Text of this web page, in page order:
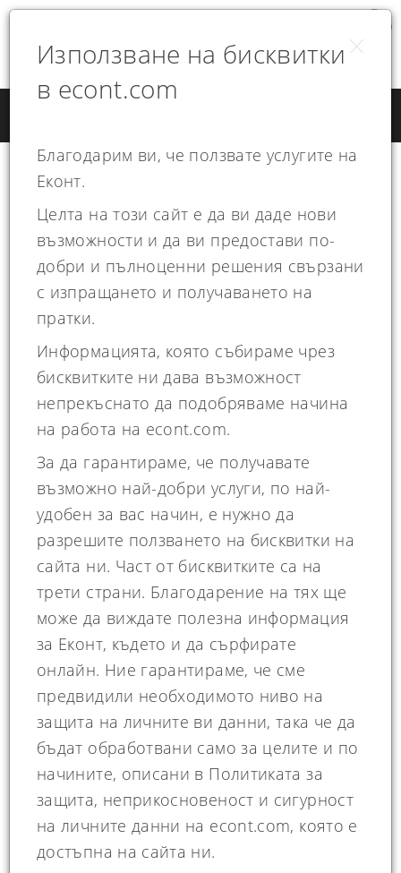
Използване на бисквитки
в econt.com
Благодарим ви, че ползвате услугите на
Еконт.
Целта на този сайт е да ви даде нови
възможности и да ви предостави по-
добри и пълноценни решения свързани
с изпращането и получаването на
пратки.
Информацията, която събираме чрез
бисквитките ни дава възможност
непрекъснато да подобряваме начина
на работа на econt.com.
За да гарантираме, че получавате
възможно най-добри услуги, по най-
удобен за вас начин, е нужно да
разрешите ползването на бисквитки на
сайта ни. Част от бисквитките са на
трети страни. Благодарение на тях ще
може да виждате полезна информация
за Еконт, където и да сърфирате
онлайн. Ние гарантираме, че сме
предвидили необходимото ниво на
защита на личните ви данни, така че да
бъдат обработвани само за целите и по
начините, описани в Политиката за
защита, неприкосновеност и сигурност
на личните данни на econt.com, която е
достъпна на сайта ни.
Общи условия за
услугите на Еконт
Куриерски услуги
Общи условия за куриерски услуги в
България
услуги в България
Общи условия за куриерски услуги в
Румъния
Допълнителни условия за куриерски
услуги в Румъния
Общи условия за куриерски услуги в
Гърция
Допълнителни условия за куриерски
услуги в Гърция
Допълнителни условия за наложен